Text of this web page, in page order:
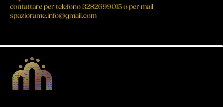
contattare per telefono 3282699015 o per mail
spaziorame.info@gmail.com